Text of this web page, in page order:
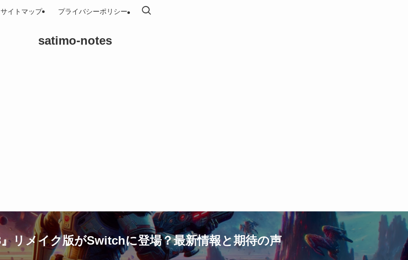
satimo-notes
サイトマップ プライバシーポリシー
リメイク版がSwitchに登場？最新情報と期待の声